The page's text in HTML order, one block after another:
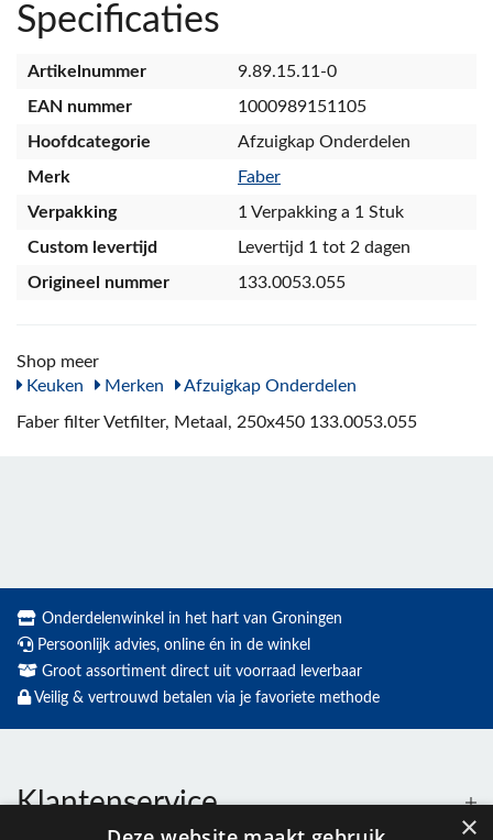
Specificaties
Artikelnummer
9.89.15.11-0
EAN nummer
1000989151105
Hoofdcategorie
Afzuigkap Onderdelen
Merk
Faber
Verpakking
1 Verpakking a 1 Stuk
Custom levertijd
Levertijd 1 tot 2 dagen
Origineel nummer
133.0053.055
Shop meer
Keuken
Merken Afzuigkap Onderdelen
Faber filter Vetfilter, Metaal, 250x450 133.0053.055
Onderdelenwinkel in het hart van Groningen
Persoonlijk advies, online én in de winkel
Groot assortiment direct uit voorraad leverbaar
Veilig & vertrouwd betalen via je favoriete methode
Klantenservice
×